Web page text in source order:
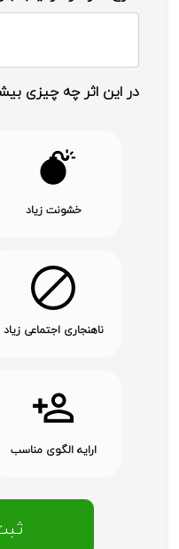
در این اثر چه چیزی
خشونت زیاد
ناهنجاری اجتماعی زیاد
ارایه الگوی مناسب